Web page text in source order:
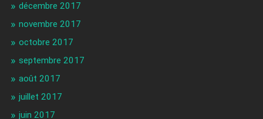
décembre 2017
novembre 2017
octobre 2017
septembre 2017
août 2017
juillet 2017
juin 2017